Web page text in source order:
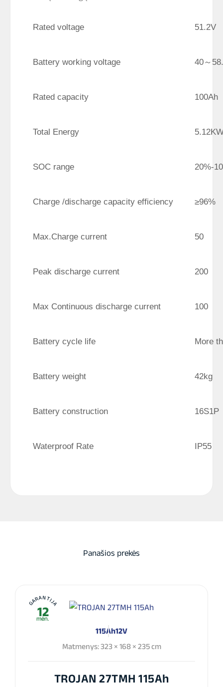
Rated voltage 51.2V
Battery working voltage 40～
Rated capacity 100Ah
Total Energy
SOC range 20%-
Charge /discharge capacity efficiency ≥96%
Max.Charge current 50
Peak discharge current 200
Max Continuous discharge current 100
Battery cycle life More
Battery weight 42kg
Battery construction 16S1P
Waterproof Rate IP55
Panašios prekės
GARANTIJA
12
mėn.
115Ah12V
Matmenys: 323 × 168 × 235 cm
TROJAN 27TMH 115Ah